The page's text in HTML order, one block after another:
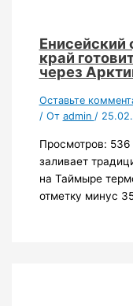
край
через
Оставьте
/ От admin /
Просмотров:
заливает
на Таймыре
отметку минус